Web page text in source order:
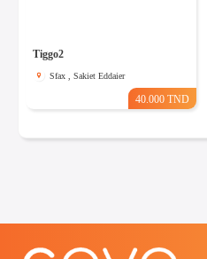
Tiggo2
Sfax , Sakiet Eddaier
40.000 TND